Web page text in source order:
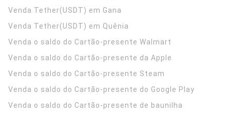
Venda Tether(USDT) em Gana
Venda Tether(USDT) em Quênia
Venda o saldo do Cartão-presente Walmart
Venda o saldo do Cartão-presente da Apple
Venda o saldo do Cartão-presente Steam
Venda o saldo do Cartão-presente do Google Play
Venda o saldo do Cartão-presente de baunilha